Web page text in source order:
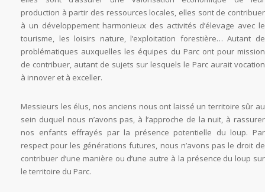
production à partir des ressources locales, elles sont de contribuer
à un développement harmonieux des activités d’élevage avec le
tourisme, les loisirs nature, l’exploitation forestière… Autant de
problématiques auxquelles les équipes du Parc ont pour mission
de contribuer, autant de sujets sur lesquels le Parc aurait vocation
à innover et à exceller.
Messieurs les élus, nos anciens nous ont laissé un territoire sûr au
sein duquel nous n’avons pas, à l’approche de la nuit, à rassurer
nos enfants effrayés par la présence potentielle du loup. Par
respect pour les générations futures, nous n’avons pas le droit de
contribuer d’une manière ou d’une autre à la présence du loup sur
le territoire du Parc.